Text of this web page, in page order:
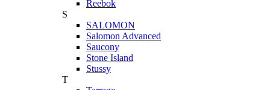
Reebok
S
SALOMON
Salomon Advanced
Saucony
Stone Island
Stussy
T